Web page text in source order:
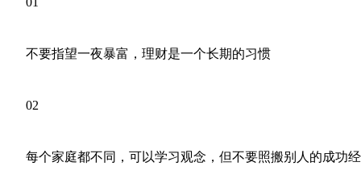
不要指望一夜暴富，理财是一个长期的习惯
02
每个家庭都不同，可以学习观念，但不要照搬别人的成功